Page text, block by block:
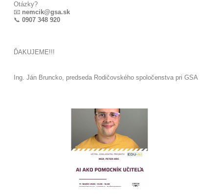
Otázky?
📧 nemcik@gsa.sk
📞0907 348 920
ĎAKUJEME!!!
Ing. Ján Bruncko, predseda Rodičovského spoločenstva pri GSA